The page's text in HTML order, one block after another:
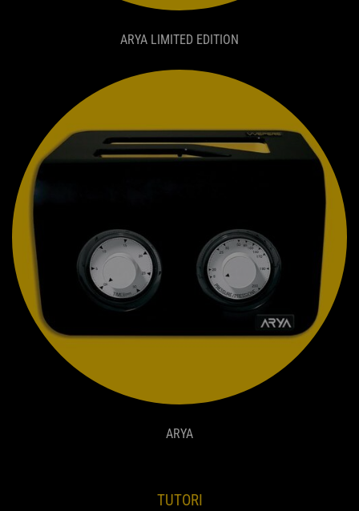
ARYA LIMITED EDITION
ARYA
TUTORI